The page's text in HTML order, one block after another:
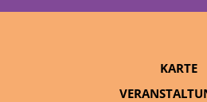
KARTE